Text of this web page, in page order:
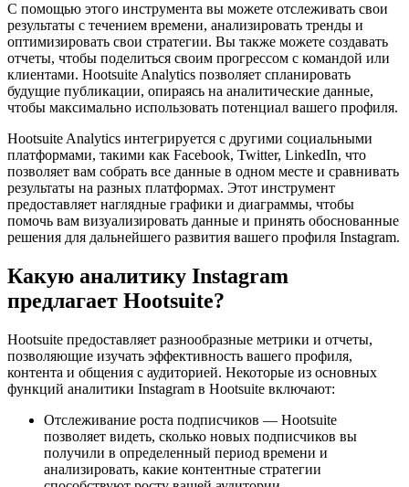
С помощью этого инструмента вы можете отслеживать свои
результаты с течением времени, анализировать тренды и
оптимизировать свои стратегии. Вы также можете создавать
отчеты, чтобы поделиться своим прогрессом с командой или
клиентами. Hootsuite Analytics позволяет спланировать
будущие публикации, опираясь на аналитические данные,
чтобы максимально использовать потенциал вашего профиля.
Hootsuite Analytics интегрируется с другими социальными
платформами, такими как Facebook, Twitter, LinkedIn, что
позволяет вам собрать все данные в одном месте и сравнивать
результаты на разных платформах. Этот инструмент
предоставляет наглядные графики и диаграммы, чтобы
помочь вам визуализировать данные и принять обоснованные
решения для дальнейшего развития вашего профиля Instagram.
Какую аналитику Instagram
предлагает Hootsuite?
Hootsuite предоставляет разнообразные метрики и отчеты,
позволяющие изучать эффективность вашего профиля,
контента и общения с аудиторией. Некоторые из основных
функций аналитики Instagram в Hootsuite включают:
Отслеживание роста подписчиков — Hootsuite
позволяет видеть, сколько новых подписчиков вы
получили в определенный период времени и
анализировать, какие контентные стратегии